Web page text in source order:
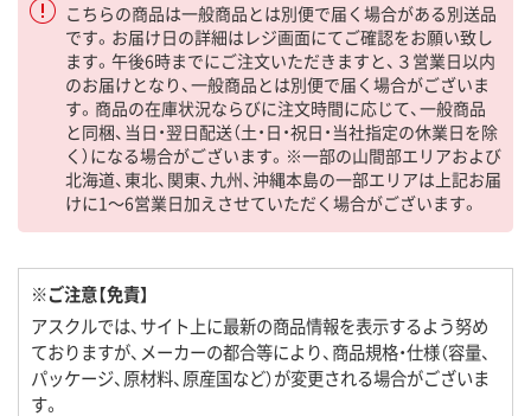
こちらの商品は一般商品とは別便で届く場合がある別送品
です。お届け日の詳細はレジ画面にてご確認をお願い致し
ます。午後6時までにご注文いただきますと、３営業日以内
のお届けとなり、一般商品とは別便で届く場合がございま
す。商品の在庫状況ならびに注文時間に応じて、一般商品
と同梱、当日・翌日配送（土・日・祝日・当社指定の休業日を除
く）になる場合がございます。※一部の山間部エリアおよび
北海道、東北、関東、九州、沖縄本島の一部エリアは上記お届
けに1～6営業日加えさせていただく場合がございます。
※ご注意【免責】
アスクルでは、サイト上に最新の商品情報を表示するよう努め
ておりますが、メーカーの都合等により、商品規格・仕様（容量、
パッケージ、原材料、原産国など）が変更される場合がございま
す。